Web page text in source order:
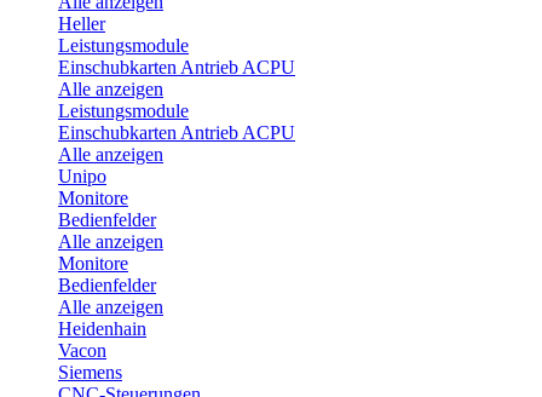
Heller
Leistungsmodule
Einschubkarten Antrieb ACPU
Alle anzeigen
Leistungsmodule
Einschubkarten Antrieb ACPU
Alle anzeigen
Unipo
Monitore
Bedienfelder
Alle anzeigen
Monitore
Bedienfelder
Alle anzeigen
Heidenhain
Vacon
Siemens